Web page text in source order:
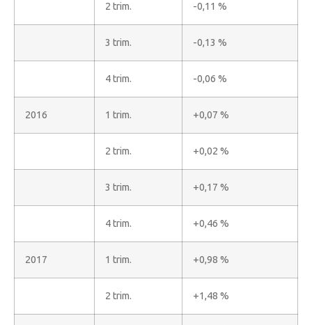
2 trim. -0,11 %
3 trim. -0,13 %
4 trim. -0,06 %
2016 1 trim. +0,07 %
2 trim. +0,02 %
3 trim. +0,17 %
4 trim. +0,46 %
2017 1 trim. +0,98 %
2 trim. +1,48 %